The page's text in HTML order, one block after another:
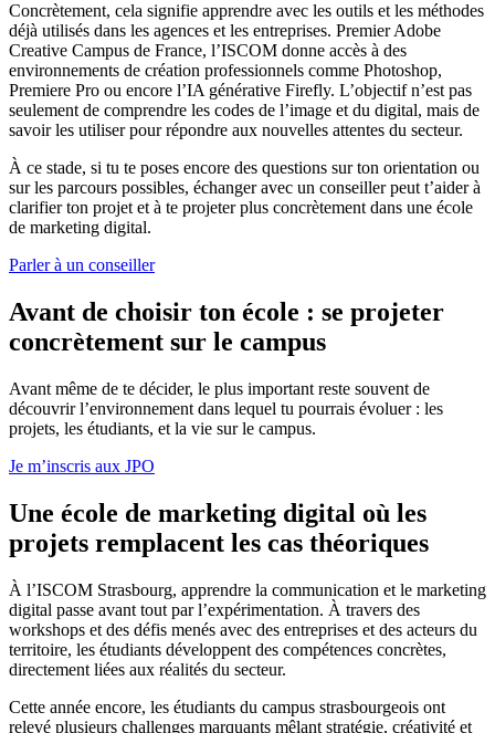
Concrètement, cela signifie apprendre avec les outils et les méthodes
déjà utilisés dans les agences et les entreprises. Premier Adobe
Creative Campus de France, l’ISCOM donne accès à des
environnements de création professionnels comme Photoshop,
Premiere Pro ou encore l’IA générative Firefly. L’objectif n’est pas
seulement de comprendre les codes de l’image et du digital, mais de
savoir les utiliser pour répondre aux nouvelles attentes du secteur.
À ce stade, si tu te poses encore des questions sur ton orientation ou
sur les parcours possibles, échanger avec un conseiller peut t’aider à
clarifier ton projet et à te projeter plus concrètement dans une école
de marketing digital.
Parler à un conseiller
Avant de choisir ton école : se projeter
concrètement sur le campus
Avant même de te décider, le plus important reste souvent de
découvrir l’environnement dans lequel tu pourrais évoluer : les
projets, les étudiants, et la vie sur le campus.
Je m’inscris aux JPO
Une école de marketing digital où les
projets remplacent les cas théoriques
À l’ISCOM Strasbourg, apprendre la communication et le marketing
digital passe avant tout par l’expérimentation. À travers des
workshops et des défis menés avec des entreprises et des acteurs du
territoire, les étudiants développent des compétences concrètes,
directement liées aux réalités du secteur.
Cette année encore, les étudiants du campus strasbourgeois ont
relevé plusieurs challenges marquants mêlant stratégie, créativité et